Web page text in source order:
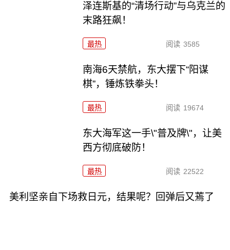
泽连斯基的“清场行动”与乌克兰的
末路狂飙！
最热 阅读 3585
南海6天禁航，东大摆下“阳谋
棋”，锤炼铁拳头！
最热 阅读 19674
东大海军这一手\"普及牌\"，让美
西方彻底破防！
最热 阅读 22522
美利坚亲自下场救日元，结果呢？回弹后又蔫了